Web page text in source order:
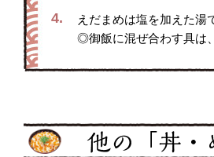
4.
えだまめは塩を加えた湯
◎御飯に混ぜ合わす具は